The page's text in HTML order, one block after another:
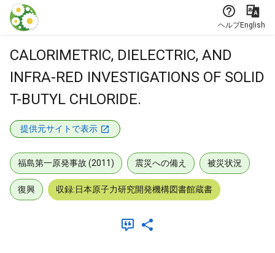
本文に飛ぶ
ヘルプEnglish
CALORIMETRIC, DIELECTRIC, AND
INFRA-RED INVESTIGATIONS OF SOLID
T-BUTYL CHLORIDE.
提供元サイトで表示
福島第一原発事故 (2011) 震災への備え 被災状況
復興 収録:日本原子力研究開発機構図書館蔵書